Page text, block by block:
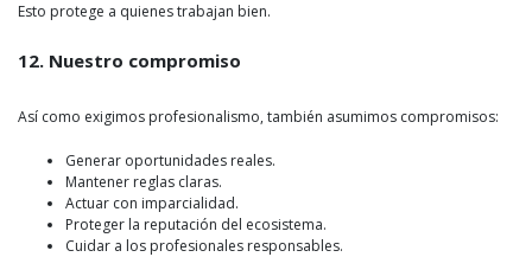
Esto protege a quienes trabajan bien.
12. Nuestro compromiso
Así como exigimos profesionalismo, también asumimos compromisos:
Generar oportunidades reales.
Mantener reglas claras.
Actuar con imparcialidad.
Proteger la reputación del ecosistema.
Cuidar a los profesionales responsables.